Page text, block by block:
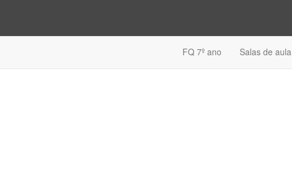
FQ 7º ano Salas de aula